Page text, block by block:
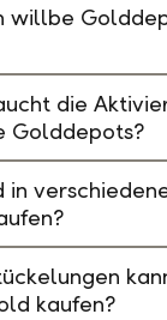
willbe
die
Golddepots?
in
kaufen?